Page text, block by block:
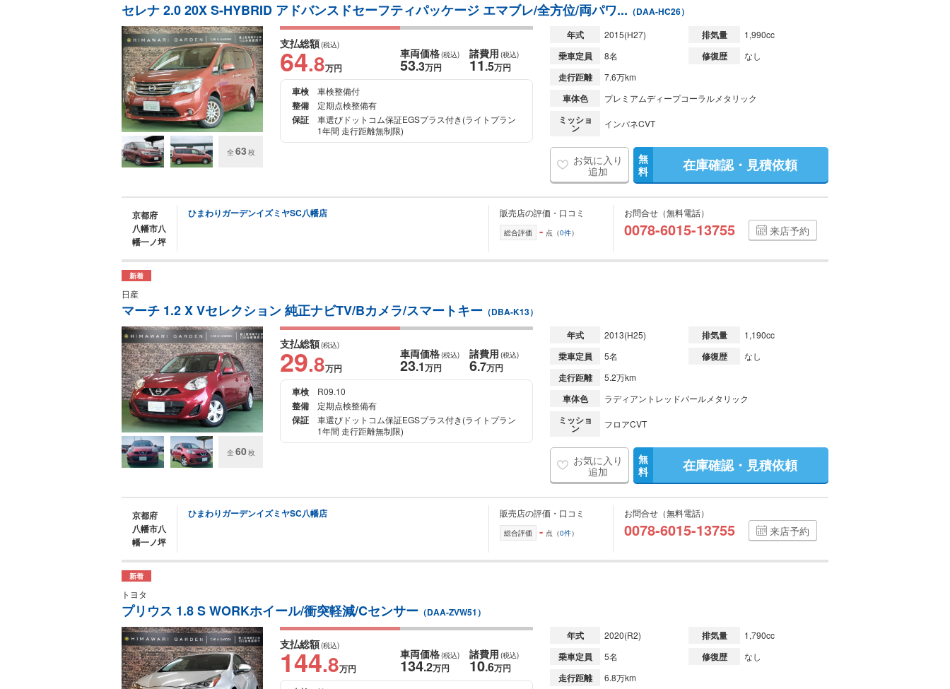
セレナ 2.0 20X S-HYBRID アドバンスドセーフティパッケージ エマブレ/全方位/両パワ... （DAA-HC26）
全 63 枚
支払総額(税込)
64.8万円
車両価格(税込)
53.3万円
諸費用 (税込)
11.5万円
車検
車検整備付
整備 定期点検整備有
保証
車選びドットコム保証EGSプラス付き(ライトプラン
1年間 走行距離無制限)
年式 2015(H27) 排気量 1,990cc
乗車定員 8名 修復歴 なし
走行距離 7.6万km
車体色 プレミアムディープコーラルメタリック
ミッショ
ン インパネCVT
お気に入り
追加
無
料
在庫確認・見積依頼
京都府
八幡市八
幡一ノ坪
ひまわりガーデンイズミヤSC八幡店 販売店の評価・口コミ
総合評価 - 点（0件）
お問合せ（無料電話）
0078-6015-13755 来店予約
新着
日産
マーチ 1.2 X Vセレクション 純正ナビTV/Bカメラ/スマートキー （DBA-K13）
全 60枚
支払総額(税込)
29.8万円
車両価格(税込)
23.1万円
諸費用 (税込)
6.7万円
車検
R09.10
整備 定期点検整備有
保証
車選びドットコム保証EGSプラス付き(ライトプラン
1年間 走行距離無制限)
年式 2013(H25) 排気量 1,190cc
乗車定員 5名 修復歴 なし
走行距離 5.2万km
車体色 ラディアントレッドパールメタリック
ミッショ
ン フロアCVT
お気に入り
追加
無
料
在庫確認・見積依頼
京都府
八幡市八
幡一ノ坪
ひまわりガーデンイズミヤSC八幡店 販売店の評価・口コミ
総合評価 - 点（0件）
お問合せ（無料電話）
0078-6015-13755 来店予約
新着
トヨタ
プリウス 1.8 S WORKホイール/衝突軽減/Cセンサー （DAA-ZVW51）
支払総額(税込)
144.8万円
車両価格(税込)
134.2万円
諸費用 (税込)
10.6万円
年式 2020(R2) 排気量 1,790cc
乗車定員 5名 修復歴 なし
走行距離 6.8万km